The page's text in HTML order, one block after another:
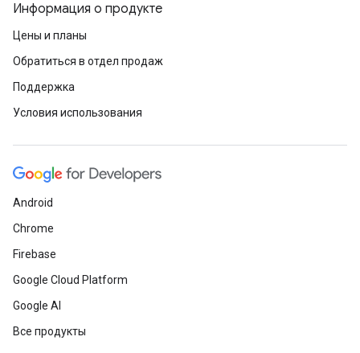
Информация о продукте
Цены и планы
Обратиться в отдел продаж
Поддержка
Условия использования
Android
Chrome
Firebase
Google Cloud Platform
Google AI
Все продукты